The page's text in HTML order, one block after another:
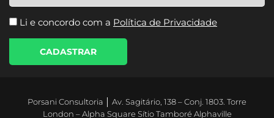
Li e concordo com a Política de Privacidade
CADASTRAR
Porsani Consultoria │ Av. Sagitário, 138 – Conj. 1803. Torre
London – Alpha Square Sítio Tamboré Alphaville